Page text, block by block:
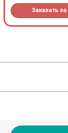
Заказать за